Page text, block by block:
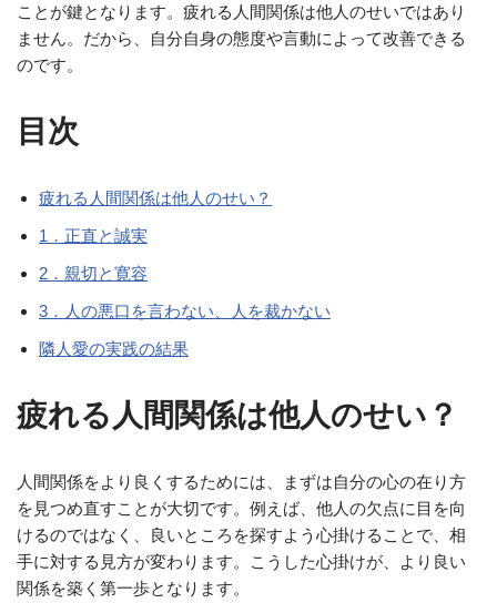
ことが鍵となります。疲れる人間関係は他人のせいではあり
ません。だから、自分自身の態度や言動によって改善できる
のです。
目次
疲れる人間関係は他人のせい？
1．正直と誠実
2．親切と寛容
3．人の悪口を言わない、人を裁かない
隣人愛の実践の結果
疲れる人間関係は他人のせい？
人間関係をより良くするためには、まずは自分の心の在り方
を見つめ直すことが大切です。例えば、他人の欠点に目を向
けるのではなく、良いところを探すよう心掛けることで、相
手に対する見方が変わります。こうした心掛けが、より良い
関係を築く第一歩となります。